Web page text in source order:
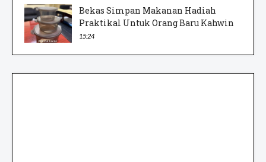
Bekas Simpan Makanan Hadiah
Praktikal Untuk Orang Baru Kahwin
15:24